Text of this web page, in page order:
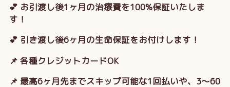
💕 お引渡し後1ヶ月の治療費を100%保証いたしま
す！
💕 引き渡し後6ヶ月の生命保証をお付けします！
📌 各種クレジットカードOK
📌 最高6ヶ月先までスキップ可能な1回払いや、3～60